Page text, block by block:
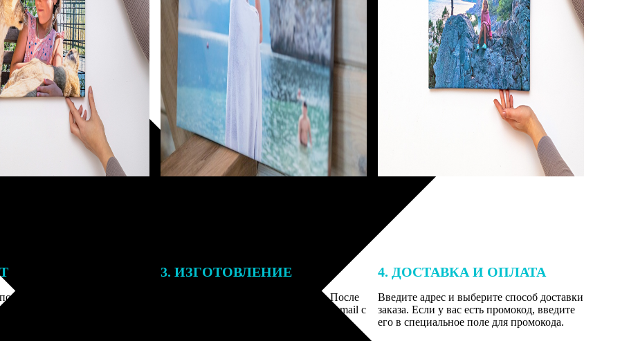
заказа к печати
могут связаться с Вами
телефону или email для
деталей.
3. ИЗГОТОВЛЕНИЕ
Оплатите заказ банковской картой. После
оплаты получите подтверждение на email с
описанием заказа. Когда отправим заказ
4. ДОСТАВКА И ОПЛАТА
Введите адрес и выберите способ доставки
заказа. Если у вас есть промокод, введите
его в специальное поле для промокода.